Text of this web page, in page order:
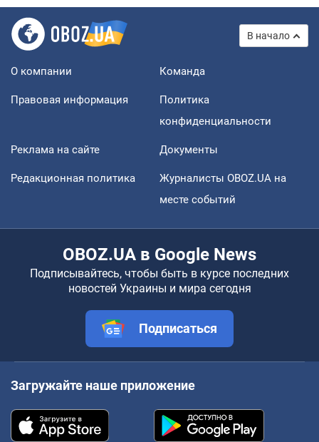
В начало
О компании Команда
Правовая информация
Политика
конфиденциальности
Реклама на сайте Документы
Редакционная политика
Журналисты OBOZ.UA на
месте событий
OBOZ.UA в Google News
Подписывайтесь, чтобы быть в курсе последних
новостей Украины и мира сегодня
Подписаться
Загружайте наше приложение